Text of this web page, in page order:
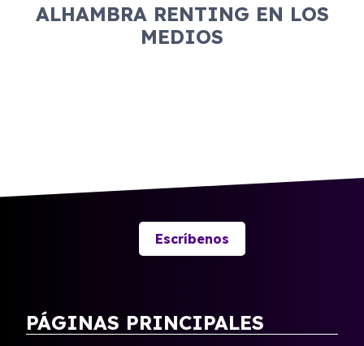
ALHAMBRA RENTING EN LOS
MEDIOS
Escríbenos
PÁGINAS PRINCIPALES